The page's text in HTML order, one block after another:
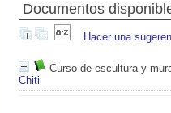
Documentos
Hacer una
Curso de escultura y
Chiti